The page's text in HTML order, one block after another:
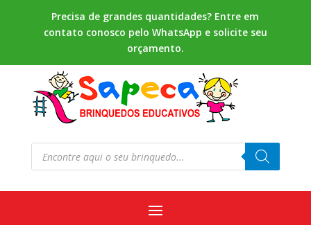
Precisa de grandes quantidades? Entre em
contato conosco pelo WhatsApp e solicite seu
orçamento.
Pesquisar
produtos